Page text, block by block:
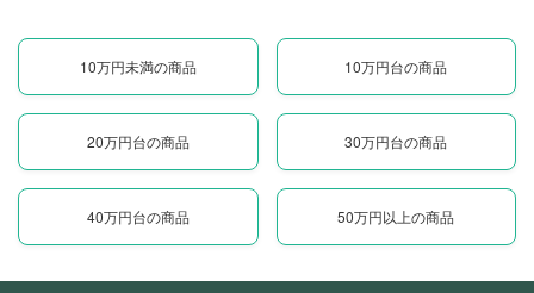
10万円未満の商品 10万円台の商品
20万円台の商品 30万円台の商品
40万円台の商品 50万円以上の商品